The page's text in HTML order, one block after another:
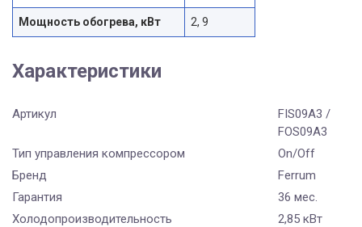
Мощность обогрева, кВт 2, 9
Характеристики
Артикул
FIS09A3 /
FOS09A3
Тип управления компрессором
On/Off
Бренд
Ferrum
Гарантия
36 мес.
Холодопроизводительность
2,85 кВт